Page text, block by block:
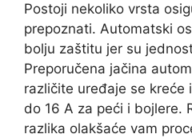
Postoji nekoliko vrsta
prepoznati. Automatski
bolju zaštitu jer su
Preporučena jačina
različite uređaje se kreće
do 16 A za peći i bojlere.
razlika olakšaće vam